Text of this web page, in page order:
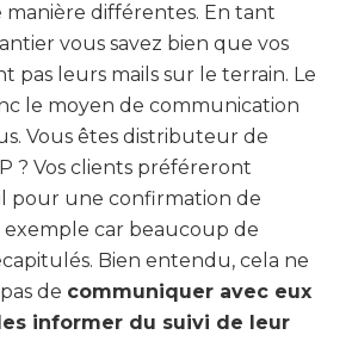
manière différentes. En tant
vous savez bien que vos
pas leurs mails sur le terrain. Le
le moyen de communication
Vous êtes distributeur de
? Vos clients préféreront
pour une confirmation de
car beaucoup de
Bien entendu, cela ne
de communiquer avec eux
informer du suivi de leur